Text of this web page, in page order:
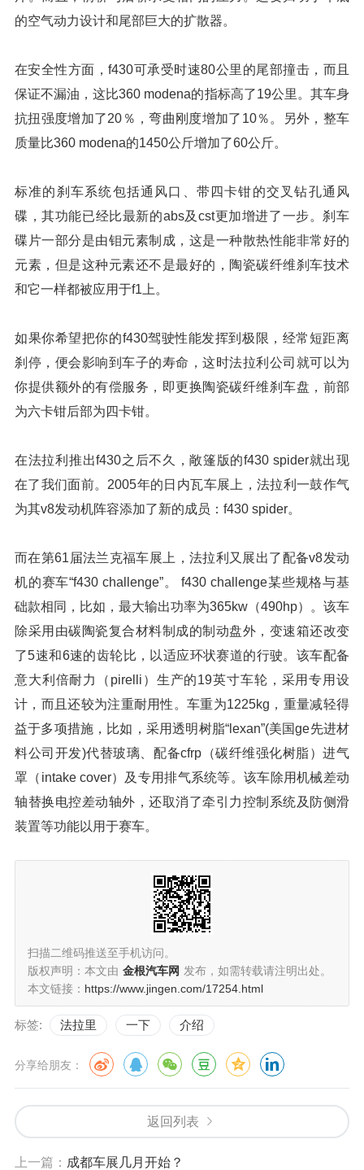
的空气动力设计和尾部巨大的扩散器。
在安全性方面，f430可承受时速80公里的尾部撞击，而且
保证不漏油，这比360 modena的指标高了19公里。其车身
抗扭强度增加了20％，弯曲刚度增加了10％。另外，整车
质量比360 modena的1450公斤增加了60公斤。
标准的刹车系统包括通风口、带四卡钳的交叉钻孔通风
碟，其功能已经比最新的abs及cst更加增进了一步。刹车
碟片一部分是由钼元素制成，这是一种散热性能非常好的
元素，但是这种元素还不是最好的，陶瓷碳纤维刹车技术
和它一样都被应用于f1上。
如果你希望把你的f430驾驶性能发挥到极限，经常短距离
刹停，便会影响到车子的寿命，这时法拉利公司就可以为
你提供额外的有偿服务，即更换陶瓷碳纤维刹车盘，前部
为六卡钳后部为四卡钳。
在法拉利推出f430之后不久，敞篷版的f430 spider就出现
在了我们面前。2005年的日内瓦车展上，法拉利一鼓作气
为其v8发动机阵容添加了新的成员：f430 spider。
而在第61届法兰克福车展上，法拉利又展出了配备v8发动
机的赛车“f430 challenge”。 f430 challenge某些规格与基
础款相同，比如，最大输出功率为365kw（490hp）。该车
除采用由碳陶瓷复合材料制成的制动盘外，变速箱还改变
了5速和6速的齿轮比，以适应环状赛道的行驶。该车配备
意大利倍耐力（pirelli）生产的19英寸车轮，采用专用设
计，而且还较为注重耐用性。车重为1225kg，重量减轻得
益于多项措施，比如，采用透明树脂“lexan”(美国ge先进材
料公司开发)代替玻璃、配备cfrp（碳纤维强化树脂）进气
罩（intake cover）及专用排气系统等。该车除用机械差动
轴替换电控差动轴外，还取消了牵引力控制系统及防侧滑
装置等功能以用于赛车。
扫描二维码推送至手机访问。
版权声明：本文由 金根汽车网 发布，如需转载请注明出处。
本文链接： https://www.jingen.com/17254.html
标签: 法拉里 一下 介绍
分享给朋友：
返回列表
上一篇： 成都车展几月开始？